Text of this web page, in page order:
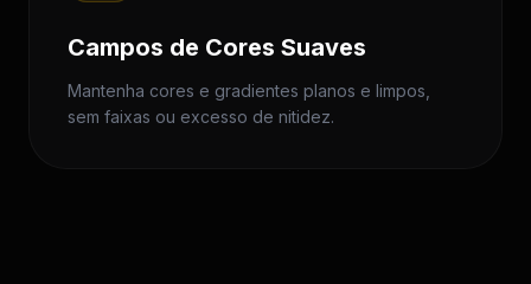
Campos de Cores Suaves
Mantenha cores e gradientes planos e limpos,
sem faixas ou excesso de nitidez.